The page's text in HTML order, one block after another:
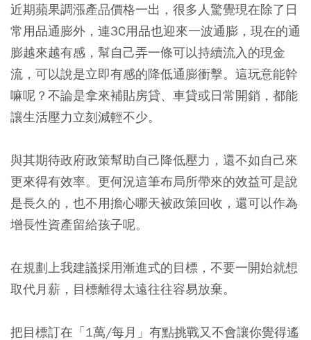
近期蘋果調漲產品價格一出，很多人驚覺現在除了日
常用品通膨外，連3C用品也迎來一波通膨，現在的通
膨越來越有感，幫自己弄一條可以持續流入的現金
流，可以說是立即有感的降低通膨衝擊。這玩意能幹
嘛呢？不論是拿來補貼房貸、車貸或日常開銷，都能
讓生活壓力立刻減輕不少。
與其期待政府政策幫助自己降低壓力，還不如自己來
更來得有效率。更何況這筆布局所帶來的效益可是說
是長久的，也不用擔心哪天被政策回收，還可以作為
增長性資產留給孩子呢。
在規劃上我建議採用漸進式的目標，不要一開始就想
取代月薪，目標離得太遠往往容易放棄。
把目標訂在「1萬/每月」有點挑戰又不會讓你覺得遙